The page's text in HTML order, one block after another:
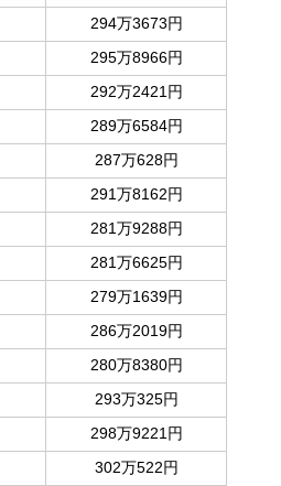
294万3673円
295万8966円
292万2421円
289万6584円
287万628円
291万8162円
281万9288円
281万6625円
279万1639円
286万2019円
280万8380円
293万325円
298万9221円
302万522円